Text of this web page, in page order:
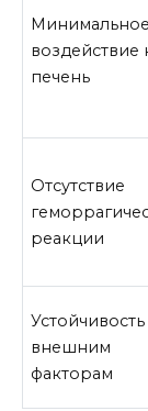
Минимальное
воздействие
печень
Отсутствие
реакции
Устойчивость
внешним
факторам